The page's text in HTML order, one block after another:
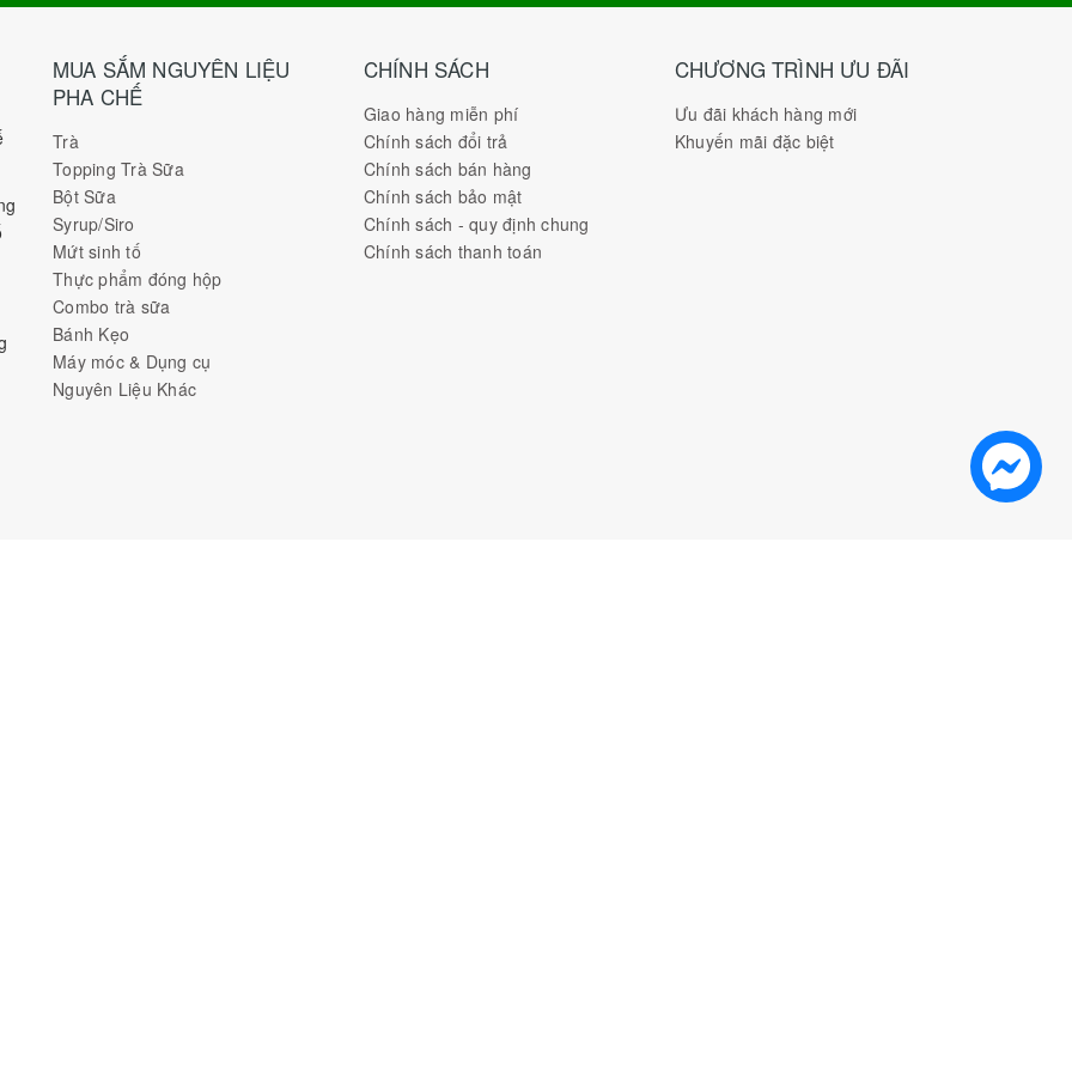
MUA SẮM NGUYÊN LIỆU
PHA CHẾ
Trà
Topping Trà Sữa
Bột Sữa
Syrup/Siro
Mứt sinh tố
Thực phẩm đóng hộp
Combo trà sữa
Bánh Kẹo
Máy móc & Dụng cụ
Nguyên Liệu Khác
CHÍNH SÁCH
Giao hàng miễn phí
Chính sách đổi trả
Chính sách bán hàng
Chính sách bảo mật
Chính sách - quy định chung
Chính sách thanh toán
CHƯƠNG TRÌNH ƯU ĐÃI
Ưu đãi khách hàng mới
Khuyến mãi đặc biệt